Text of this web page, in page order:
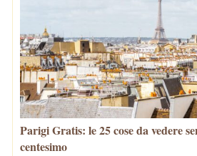
Parigi Gratis: le 25 cose da vedere
centesimo